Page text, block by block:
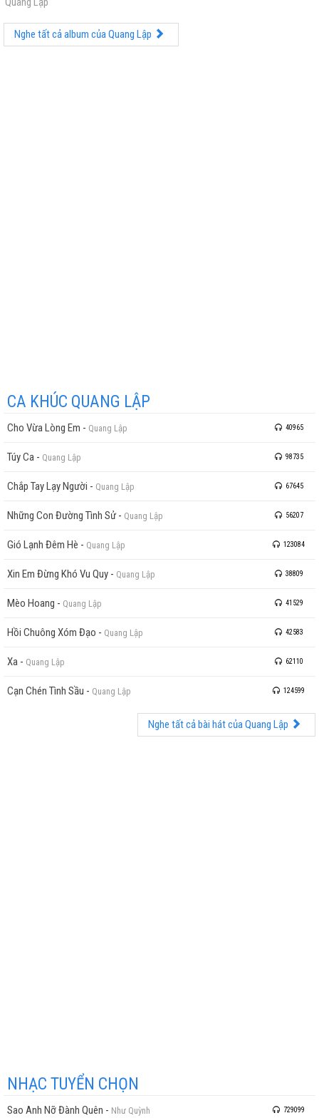
Nghe tất cả album của Quang Lập
CA KHÚC QUANG LẬP
Cho Vừa Lòng Em - Quang Lập 40965
Túy Ca - Quang Lập 98735
Chắp Tay Lạy Người - Quang Lập 67645
Những Con Đường Tình Sử - Quang Lập 56207
Gió Lạnh Đêm Hè - Quang Lập 123084
Xin Em Đừng Khó Vu Quy - Quang Lập 38809
Mèo Hoang - Quang Lập 41529
Hồi Chuông Xóm Đạo - Quang Lập 42583
Xa - Quang Lập 62110
Cạn Chén Tình Sầu - Quang Lập 124599
Nghe tất cả bài hát của Quang Lập
NHẠC TUYỂN CHỌN
Sao Anh Nỡ Đành Quên - Như Quỳnh 729099